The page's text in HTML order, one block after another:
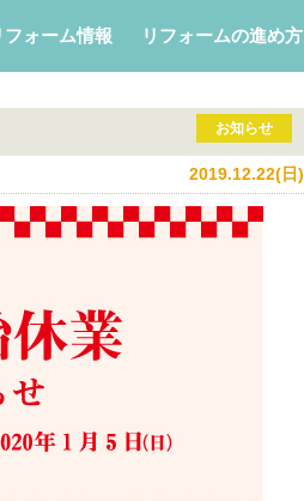
フォーム情報 リフォームの進め方
お知らせ
2019.12.22(日)